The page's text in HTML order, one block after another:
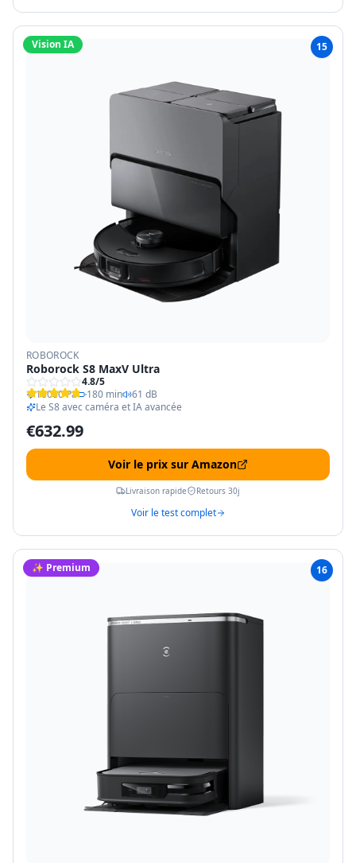
Vision IA 15
ROBOROCK
Roborock S8 MaxV Ultra
4.8/5
10000 Pa
180 min
61 dB
Le S8 avec caméra et IA avancée
€632.99
Voir le prix sur Amazon
Livraison rapide Retours 30j
Voir le test complet
✨ Premium 16